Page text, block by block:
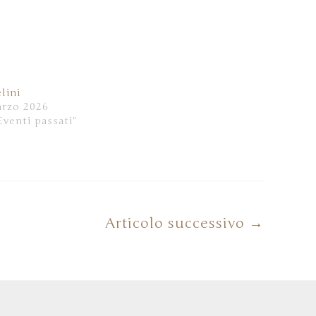
2026
passati"
Articolo successivo →